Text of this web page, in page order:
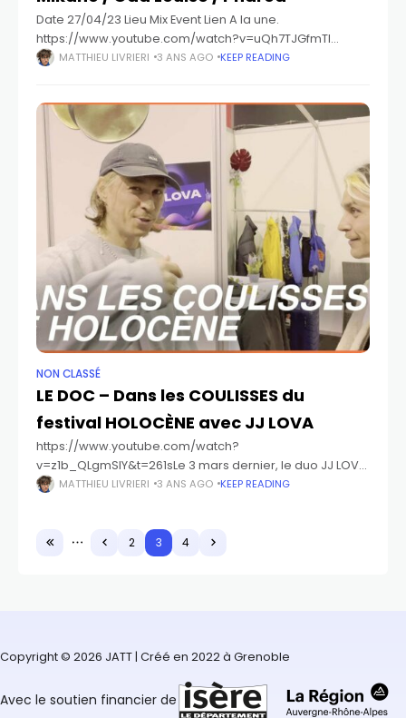
Date 27/04/23 Lieu Mix Event Lien A la une.
https://www.youtube.com/watch?v=uQh7TJGfmTI
Participants. Crédits. Curation : @kirkoralbert &
@matthieu.livrieriRemerciements :Mix EventShaolin
Shadow
MATTHIEU LIVRIERI 3 ANS AGO KEEP READING
NON CLASSÉ
LE DOC – Dans les COULISSES du
festival HOLOCÈNE avec JJ LOVA
https://www.youtube.com/watch?
v=z1b_QLgmSIY&t=261sLe 3 mars dernier, le duo JJ LOVA
ont invité Jamais assez toujours trop à les suivre dans
MATTHIEU LIVRIERI 3 ANS AGO KEEP READING
2 3 4
Copyright © 2026 JATT | Créé en 2022 à Grenoble
Avec le soutien financier de